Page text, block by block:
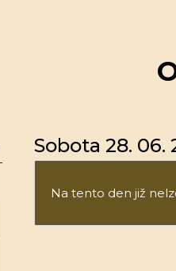
Sobota 28. 06.
Na tento den již